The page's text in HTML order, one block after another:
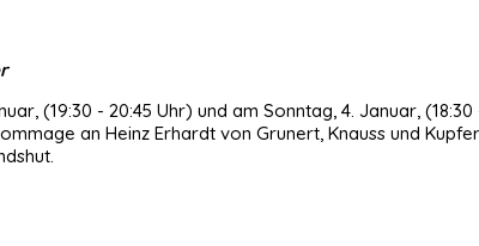
(19:30 - 20:45 Uhr) und am Sonntag, 4. Januar,
an Heinz Erhardt von Grunert, Knauss und